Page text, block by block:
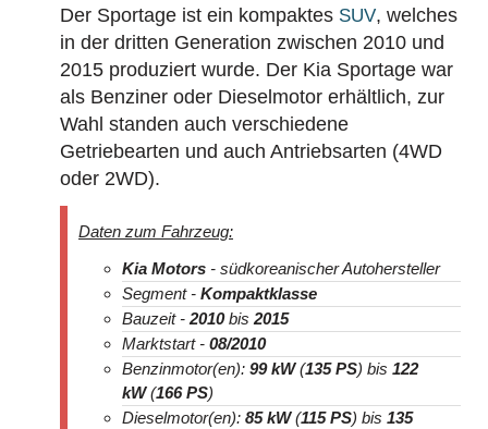
Der Sportage ist ein kompaktes SUV, welches
in der dritten Generation zwischen 2010 und
2015 produziert wurde. Der Kia Sportage war
als Benziner oder Dieselmotor erhältlich, zur
Wahl standen auch verschiedene
Getriebearten und auch Antriebsarten (4WD
oder 2WD).
Daten zum Fahrzeug:
Kia Motors - südkoreanischer Autohersteller
Segment - Kompaktklasse
Bauzeit - 2010bis 2015
Marktstart - 08/2010
Benzinmotor(en): 99 kW(135 PS) bis 122
kW(166 PS)
Dieselmotor(en): 85 kW(115 PS) bis 135